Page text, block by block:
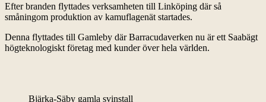
Efter branden flyttades verksamheten till Linköping där så
småningom produktion av kamuflagenät startades.
Denna flyttades till Gamleby där Barracudaverken nu är ett Saabägt
högteknologiskt företag med kunder över hela världen.
Bjärka-Säby gamla svinstall